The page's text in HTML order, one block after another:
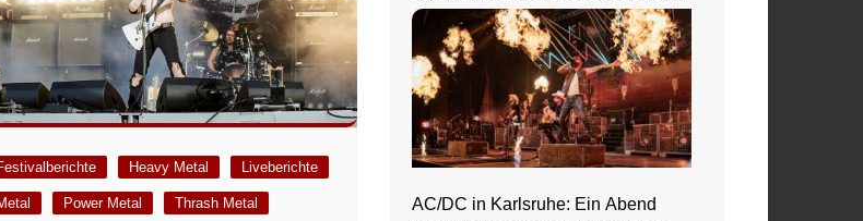
Heavy Metal Liveberichte
Power Metal Thrash Metal
elektrisieren in Frankfurt
AC/DC in Karlsruhe: Ein Abend